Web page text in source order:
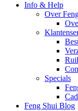
Info & Help
Over
Specials
Feng Shui Blog